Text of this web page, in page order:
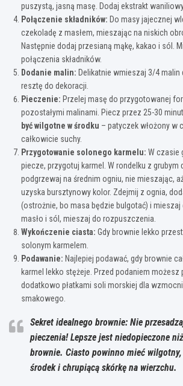
puszystą, jasną masę. Dodaj ekstrakt
Połączenie składników: Do masy jajecznej
czekoladę z masłem, mieszając na niskich
Następnie dodaj przesianą mąkę, kakao i sól.
połączenia składników.
Dodanie malin: Delikatnie wmieszaj 3/4
resztę do dekoracji.
Pieczenie: Przelej masę do przygotowanej
pozostałymi malinami. Piecz przez 25-30 minut.
być wilgotne w środku – patyczek włożony w
całkowicie suchy.
Przygotowanie solonego karmelu: W czasie
piecze, przygotuj karmel. W rondelku z grubym
podgrzewaj na średnim ogniu, nie mieszając,
uzyska bursztynowy kolor. Zdejmij z ognia,
(ostrożnie, bo masa będzie bulgotać) i mieszaj
masło i sól, mieszaj do rozpuszczenia.
Wykończenie ciasta: Gdy brownie lekko
solonym karmelem.
Podawanie: Najlepiej podawać, gdy brownie
karmel lekko stężeje. Przed podaniem możesz
dodatkowo płatkami soli morskiej dla
smakowego.
Sekret idealnego brownie: Nie
pieczenia! Lepsze jest niedopieczone
brownie. Ciasto powinno mieć
środek i chrupiącą skórkę na wierzchu.